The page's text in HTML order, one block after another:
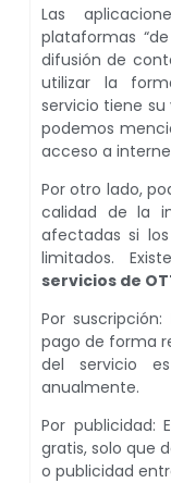
Las
plataformas
difusión de
utilizar la
servicio tiene
podemos
acceso a
Por otro lado,
calidad de la
afectadas si
limitados.
servicios de
Por
pago de forma
del servicio
anualmente.
Por publicidad:
gratis, solo que
o publicidad